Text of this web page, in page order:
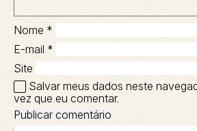
Nome *
E-mail *
Site
Salvar meus dados neste
vez que eu comentar.